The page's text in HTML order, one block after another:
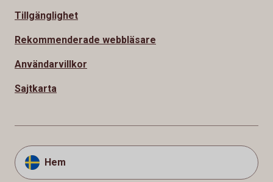
Tillgänglighet
Rekommenderade webbläsare
Användarvillkor
Sajtkarta
Hem